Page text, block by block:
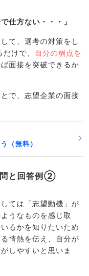
仕方ない・・・」
て、選考の対策をし
けで、
自分の弱点を
面接を突破できるか
で、志望企業の面接
（無料）
問と回答例②
ては「志望動機」が
うなものを感じ取
るかを知りたいため
情熱を伝え、自分が
しやすいと思いま